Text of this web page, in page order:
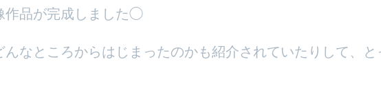
作品が完成しました◯
なところからはじまったのかも紹介されていたりして、と